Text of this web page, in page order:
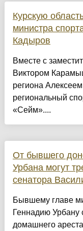
Курскую
министра
Кадыров
Вместе с
Виктором
региона
региональный
«Сейм»....
От бывшего
Урбана могут
сенатора
Бывшему главе
Геннадию Урбану
домашнего